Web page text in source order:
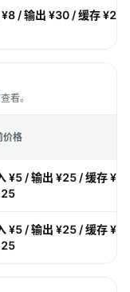
/ 输出 ¥30 / 缓存 ¥2 /
看。
价格
¥5 / 输出 ¥25 / 缓存
¥5 / 输出 ¥25 / 缓存